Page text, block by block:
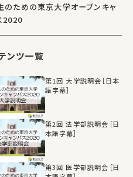
のための東京大学オープンキャ
2020
ンツ一覧
第1回 大学説明会［日本
語字幕］
第2回 法学部説明会［日
本語字幕］
第3回 医学部説明会［日